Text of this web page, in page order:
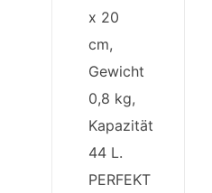
x 20
cm,
Gewicht
0,8 kg,
Kapazität
44 L.
PERFEKT